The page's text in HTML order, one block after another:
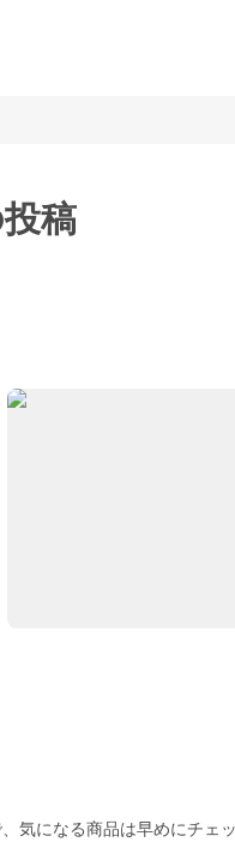
稿
気になる商品は早めにチェ